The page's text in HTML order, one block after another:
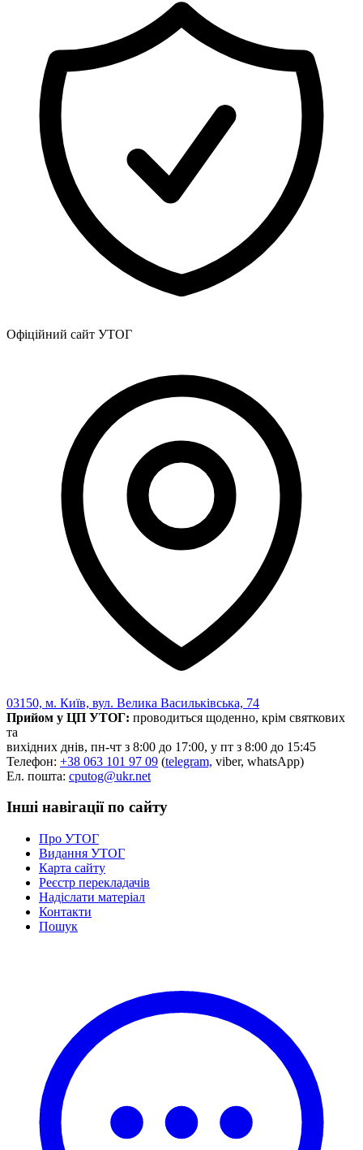
Безбар'єрність для глухих
Вінницька область
Волинська область
Житомирська область
Закарпатська область
Запорізька область
Івано-Франківська область
Київська область
Кіровоградська область
Львівська область
Миколаївська область
Одеська область
Полтавська область
Сумська область
Харківська область
Херсонська область
Хмельницька область
Черкаська область
Чернівецька область
Чернігівська область
Особи відповідальні за контактування з
питань укладення договорів
Вивчаємо жестову мову
Дитяча сторінка
Новини про жестову мову
Ресурс для вивчення жестових мов різних країн
ЦУЖМ
Проєкт "Жестова мова для поліцейських"
Про шахрайські схеми
ВІКТОРИНА
На допомогу військовим
Нормативна база УТОГ
Конвенція ООН
Законодавство
Документи ВФГ
Офіційний сайт УТОГ
03150, м. Київ, вул. Велика Васильківська, 74
Прийом у ЦП УТОГ: проводиться щоденно, крім святкових
та
вихідних днів, пн-чт з 8:00 до 17:00, у пт з 8:00 до 15:45
Телефон: +38 063 101 97 09 (telegram, viber, whatsApp)
Ел. пошта: cputog@ukr.net
Інші навігації по сайту
Про УТОГ
Видання УТОГ
Карта сайту
Реєстр перекладачів
Надіслати матеріал
Контакти
Пошук